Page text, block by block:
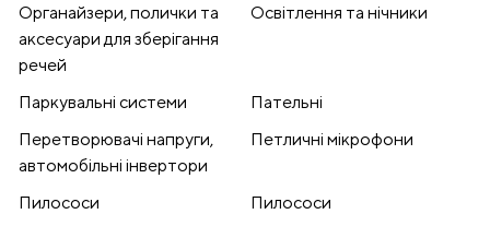
Органайзери, полички та
аксесуари для зберігання
речей
Освітлення та нічники
Паркувальні системи
Пательні
Перетворювачі напруги,
автомобільні інвертори
Петличні мікрофони
Пилососи
Пилососи